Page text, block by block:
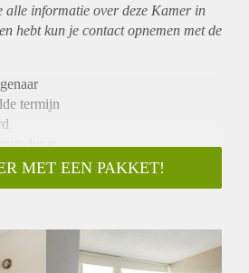
alle informatie over deze Kamer in
hebt kun je contact opnemen met de
termijn
huur
Ja
MET EEN PAKKET!